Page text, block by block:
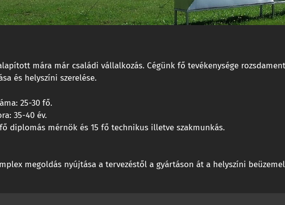
alapított mára már családi vállalkozás. Cégünk fő tevékenysége
és helyszíni szerelése.
25-30 fő.
35-40 év.
diplomás mérnök és 15 fő technikus illetve szakmunkás.
megoldás nyújtása a tervezéstől a gyártáson át a helyszíni